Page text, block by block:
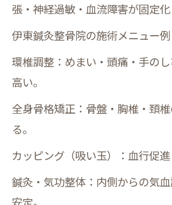
張・神経過敏・血流障害が固定化
伊東鍼灸整骨院の施術メニュー例
環椎調整：めまい・頭痛・手の
高い。
全身骨格矯正：骨盤・胸椎・頚
る。
カッピング（吸い玉）：血行促進
鍼灸・気功整体：内側からの気